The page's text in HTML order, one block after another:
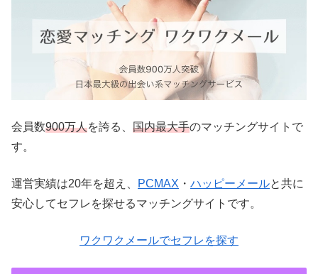
会員数900万人を誇る、 国内最大手のマッチングサイトで
す。
運営実績は20年を超え、 PCMAX ・ ハッピーメールと共に
安心してセフレを探せるマッチングサイトです。
ワクワクメールでセフレを探す